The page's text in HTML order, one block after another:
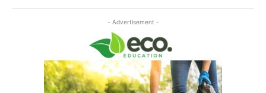
- Advertisement -